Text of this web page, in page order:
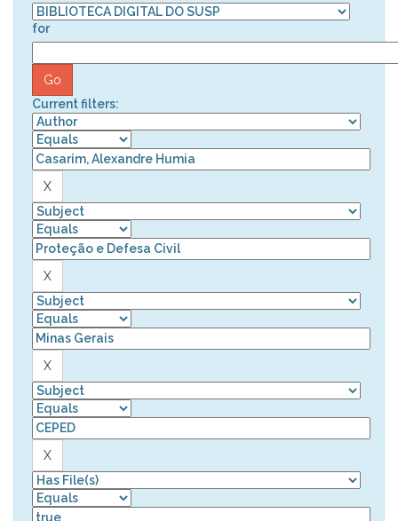
for
Current filters: